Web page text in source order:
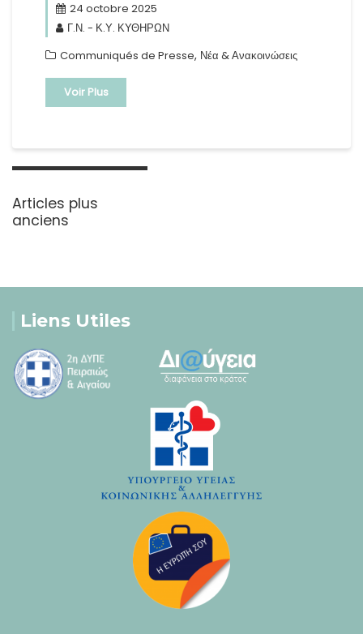
24 octobre 2025
Γ.Ν. - Κ.Υ. ΚΥΘΗΡΩΝ
Communiqués de Presse, Νέα & Ανακοινώσεις
Voir Plus
Navigation
articles
Articles plus
anciens
Liens Utiles